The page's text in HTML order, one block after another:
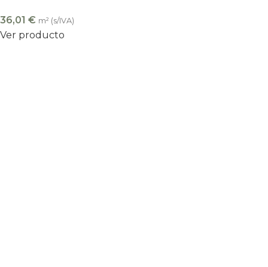
36,01 € m² (s/IVA)
Ver producto